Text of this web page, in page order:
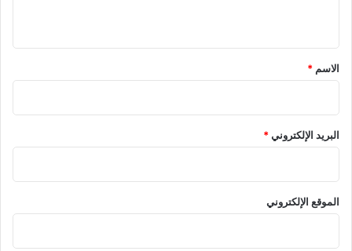
*
الاسم *
البريد الإلكتروني*
الموقع الإلكتروني